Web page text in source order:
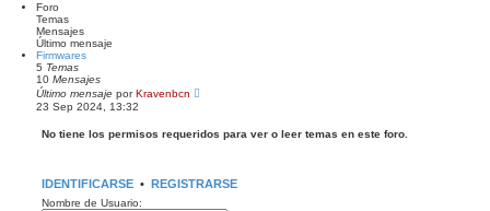
Foro
Temas
Mensajes
Último mensaje
Firmwares
5 Temas
10 Mensajes
Último mensaje porKravenbcn
l
o
23 Sep 2024, 13:32
No tiene los permisos requeridos para ver o leer temas en este foro.
IDENTIFICARSE • REGISTRARSE
Nombre de Usuario: